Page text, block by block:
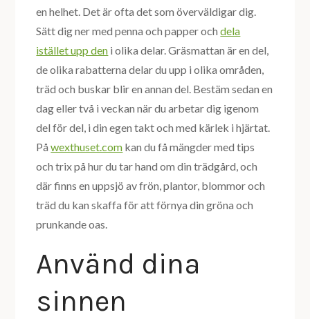
en helhet. Det är ofta det som överväldigar dig.
Sätt dig ner med penna och papper ochdela
istället upp den i olika delar. Gräsmattan är en del,
de olika rabatterna delar du upp i olika områden,
träd och buskar blir en annan del. Bestäm sedan en
dag eller två i veckan när du arbetar dig igenom
del för del, i din egen takt och med kärlek i hjärtat.
Påwexthuset.com kan du få mängder med tips
och trix på hur du tar hand om din trädgård, och
där finns en uppsjö av frön, plantor, blommor och
träd du kan skaffa för att förnya din gröna och
prunkande oas.
Använd dina
sinnen